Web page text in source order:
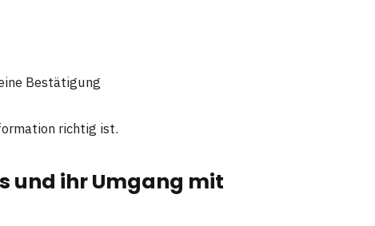
Bestätigung
richtig ist.
und ihr Umgang mit